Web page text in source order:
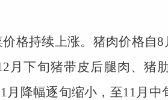
格持续上涨。猪肉价格自8
下旬猪带皮后腿肉、猪
降幅逐旬缩小，至11月中